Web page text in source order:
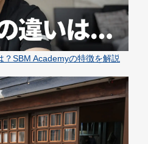
SBM Academyの特徴を解説